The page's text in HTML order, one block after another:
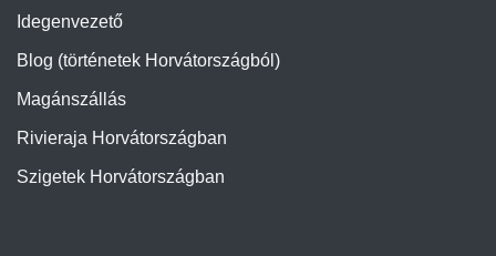
Idegenvezető
Blog (történetek Horvátországból)
Magánszállás
Rivieraja Horvátországban
Szigetek Horvátországban